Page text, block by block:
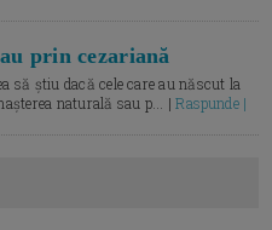
prin cezariană
să știu dacă cele care au născut la
naturală sau p... |Raspunde |